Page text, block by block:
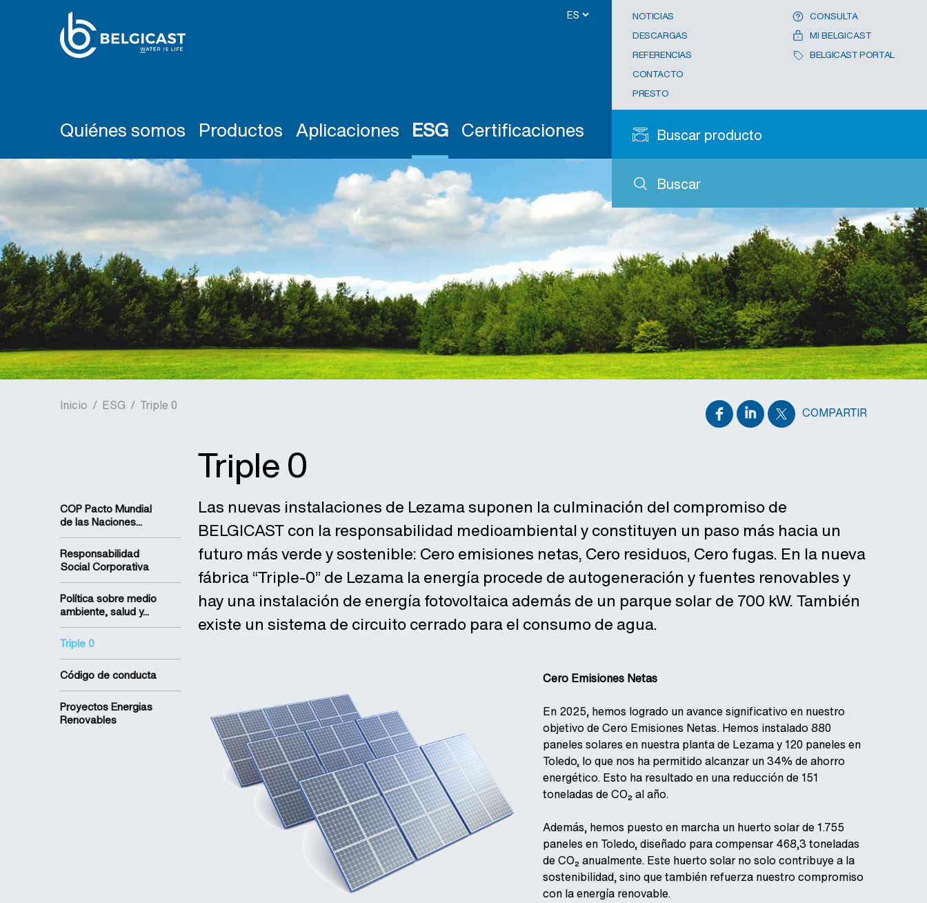
Quiénes somos Productos Aplicaciones ESG Certificaciones
Buscar
Buscar producto
NOTICIAS
DESCARGAS
REFERENCIAS
CONTACTO
PRESTO
CONSULTA
MI BELGICAST
BELGICAST PORTAL
Inicio / ESG / Triple 0 COMPARTIR
COP Pacto Mundial
de las Naciones...
Responsabilidad
Social Corporativa
Política sobre medio
ambiente, salud y...
Triple 0
Código de conducta
Proyectos Energias
Renovables
Triple 0
Las nuevas instalaciones de Lezama suponen la culminación del compromiso de
BELGICAST con la responsabilidad medioambiental y constituyen un paso más hacia un
futuro más verde y sostenible: Cero emisiones netas, Cero residuos, Cero fugas. En la nueva
fábrica “Triple-0” de Lezama la energía procede de autogeneración y fuentes renovables y
hay una instalación de energía fotovoltaica además de un parque solar de 700 kW. También
existe un sistema de circuito cerrado para el consumo de agua.
Cero Emisiones Netas
En 2025, hemos logrado un avance significativo en nuestro
objetivo de Cero Emisiones Netas. Hemos instalado 880
paneles solares en nuestra planta de Lezama y 120 paneles en
Toledo, lo que nos ha permitido alcanzar un 34% de ahorro
energético. Esto ha resultado en una reducción de 151
toneladas de CO₂ al año.
Además, hemos puesto en marcha un huerto solar de 1.755
paneles en Toledo, diseñado para compensar 468,3 toneladas
de CO₂ anualmente. Este huerto solar no solo contribuye a la
sostenibilidad, sino que también refuerza nuestro compromiso
con la energía renovable.